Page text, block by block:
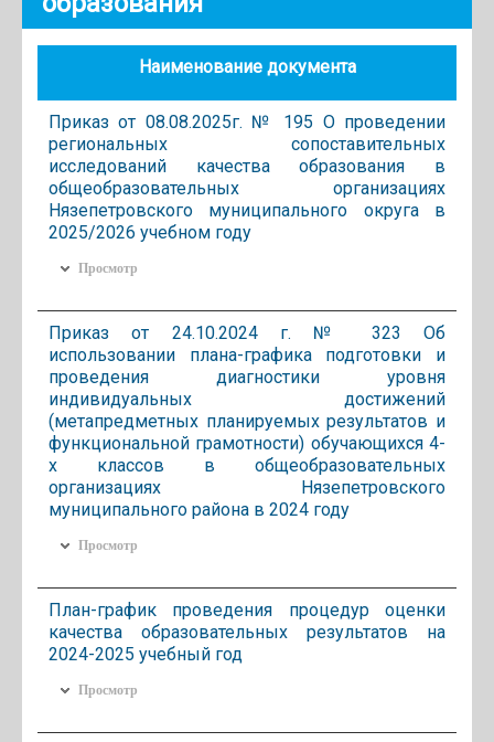
Наименование документа
Приказ от 08.08.2025г. № 195 О проведении
региональных сопоставительных
исследований качества образования в
общеобразовательных организациях
Нязепетровского муниципального округа в
2025/2026 учебном году
Просмотр
Приказ от 24.10.2024 г. № 323 Об
использовании плана-графика подготовки и
проведения диагностики уровня
индивидуальных достижений
(метапредметных планируемых результатов и
функциональной грамотности) обучающихся 4-
х классов в общеобразовательных
организациях Нязепетровского
муниципального района в 2024 году
Просмотр
План-график проведения процедур оценки
качества образовательных результатов на
2024-2025 учебный год
Просмотр